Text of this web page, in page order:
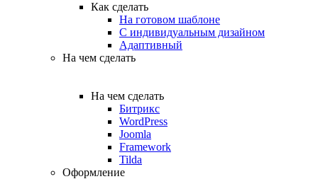
Как сделать
На готовом шаблоне
С индивидуальным дизайном
Адаптивный
На чем сделать
На чем сделать
Битрикс
WordPress
Joomla
Framework
Tilda
Оформление